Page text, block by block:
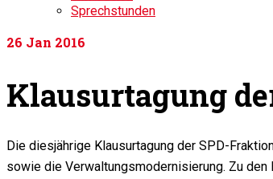
Sprechstunden
26 Jan 2016
Klausurtagung
Die diesjährige Klausurtagung der SPD-
sowie die Verwaltungsmodernisierung. Zu